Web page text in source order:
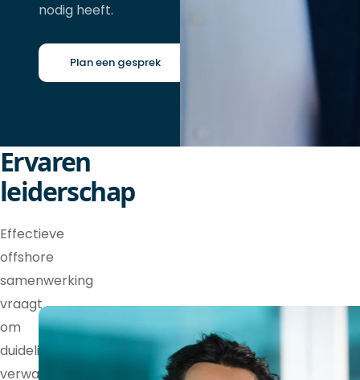
nodig heeft.
Plan een gesprek
Ervaren
leiderschap
Effectieve
offshore
samenwerking
vraagt
om
duidelijke
verwachtingen,